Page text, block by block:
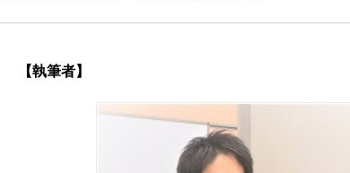
【執筆者】